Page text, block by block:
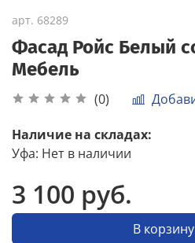
арт. 68289
Фасад Ройс Белый
Мебель
(0)
Наличие на складах:
Уфа: Нет в наличии
3 100 руб.
В корзину